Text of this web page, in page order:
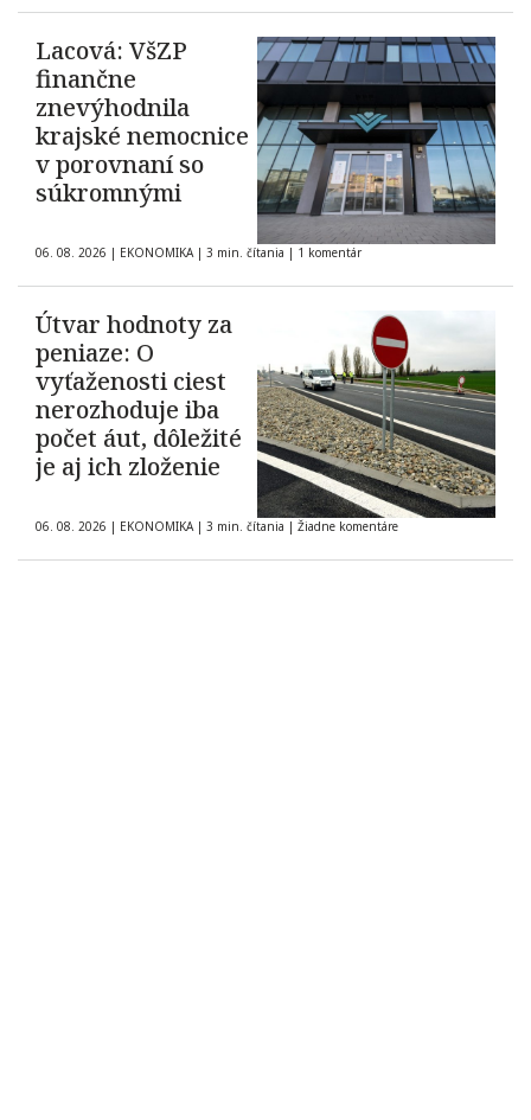
Lacová: VšZP
finančne
znevýhodnila
krajské nemocnice
v porovnaní so
súkromnými
06. 08. 2026 | EKONOMIKA | 3 min. čítania | 1 komentár
Útvar hodnoty za
peniaze: O
vyťaženosti ciest
nerozhoduje iba
počet áut, dôležité
je aj ich zloženie
06. 08. 2026 | EKONOMIKA | 3 min. čítania | Žiadne komentáre